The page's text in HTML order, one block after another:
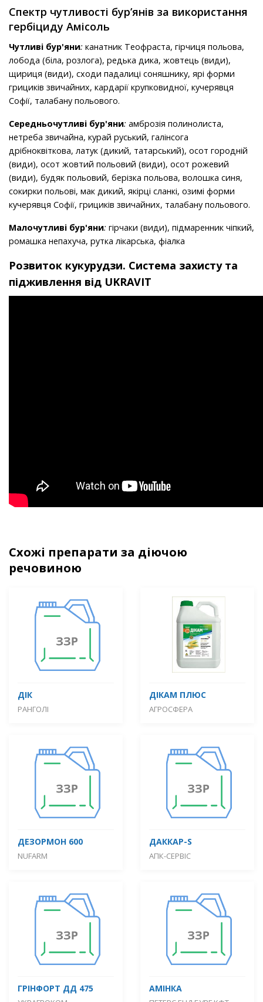
Спектр чутливості бур’янів за використання
гербіциду Амісоль
Чутливі бур'яни: канатник Теофраста, гірчиця польова,
лобода (біла, розлога), редька дика, жовтець (види),
щириця (види), сходи падалиці соняшнику, ярі форми
грициків звичайних, кардарії крупковидної, кучерявця
Софії, талабану польового.
Середньочутливі бур'яни: амброзія полинолиста,
нетреба звичайна, курай руський, галінсога
дрібноквіткова, латук (дикий, татарський), осот городній
(види), осот жовтий польовий (види), осот рожевий
(види), будяк польовий, берізка польова, волошка синя,
сокирки польові, мак дикий, якірці сланкі, озимі форми
кучерявця Софії, грициків звичайних, талабану польового.
Малочутливі бур'яни: гірчаки (види), підмаренник чіпкий,
ромашка непахуча, рутка лікарська, фіалка
Розвиток кукурудзи. Система захисту та
підживлення від UKRAVIT
Схожі препарати за діючою
речовиною
ДІК
РАНГОЛІ
ДІКАМ ПЛЮС
АГРОСФЕРА
ДЕЗОРМОН 600
NUFARM
ДАККАР-S
АПК-СЕРВІС
ГРІНФОРТ ДД 475 АМІНКА